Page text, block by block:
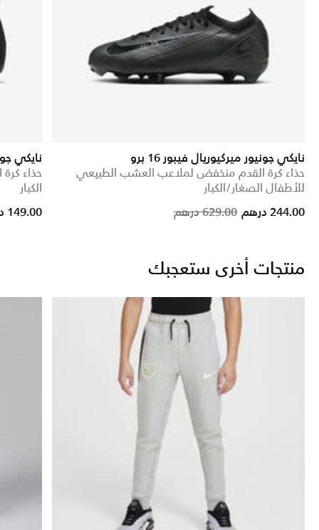
نايكي جونيور ميركيوريال فيبور 16 برو
حذاء كرة القدم منخفض لملاعب العشب الطبيعي
للأطفال الصغار/الكبار
629.00 درهم 244.00 درهم
نايكي
حذاء
الكبار
149.00 درهم
منتجات أخرى ستعجبك